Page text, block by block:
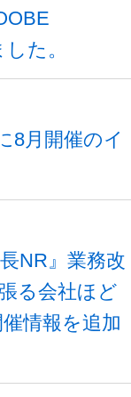
た。
8月開催のイ
NR』業務改
る会社ほど
情報を追加